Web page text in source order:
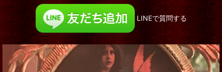
ロング&ヒット
コルセット
LINEで質問する